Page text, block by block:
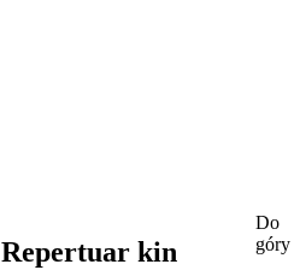
Repertuar kin
Do
góry